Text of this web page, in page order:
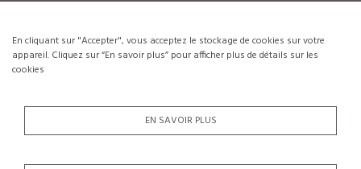
En cliquant sur "Accepter", vous acceptez le stockage de cookies sur votre
appareil. Cliquez sur “En savoir plus” pour afficher plus de détails sur les
cookies
EN SAVOIR PLUS